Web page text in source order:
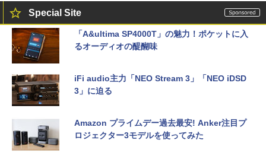
Special Site
「A&ultima SP4000T」の魅力！ポケットに入
るオーディオの醍醐味
iFi audio主力「NEO Stream 3」「NEO iDSD
3」に迫る
Amazon プライムデー過去最安! Anker注目プ
ロジェクター3モデルを使ってみた